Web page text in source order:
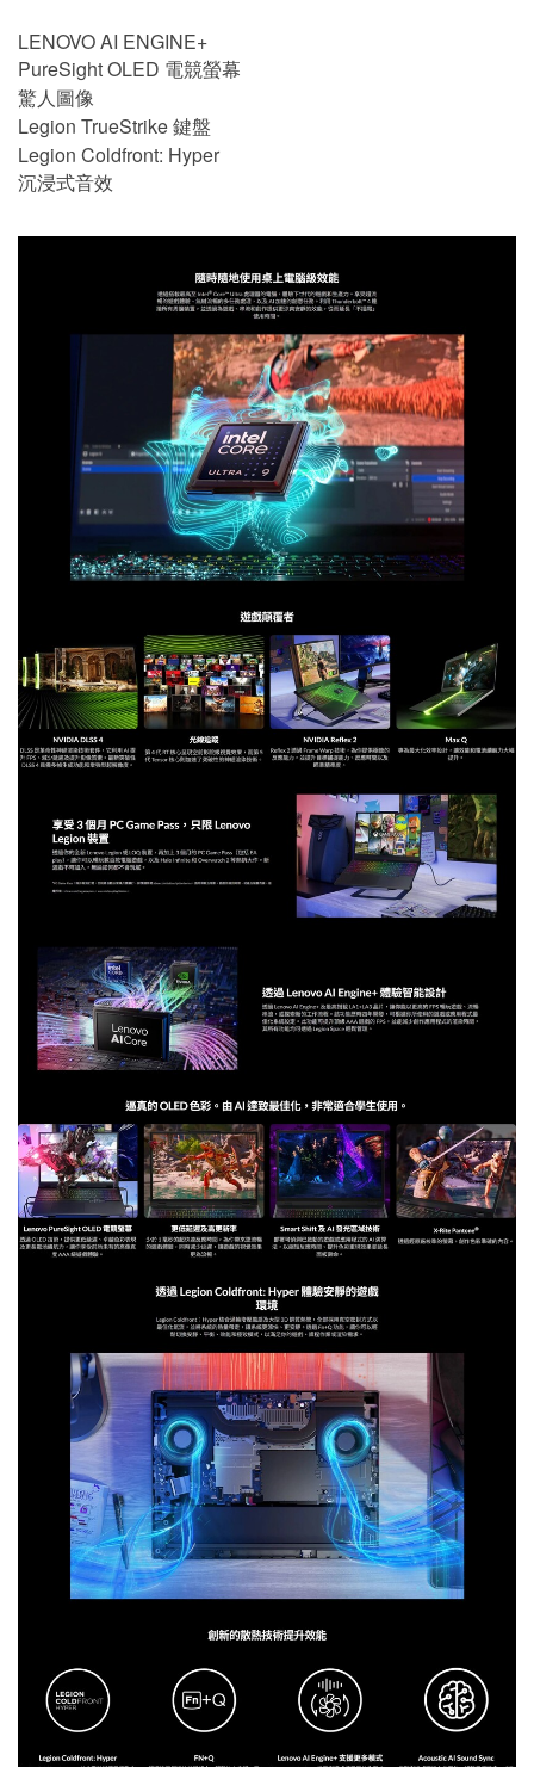
LENOVO AI ENGINE+
PureSight OLED 電競螢幕
驚人圖像
Legion TrueStrike 鍵盤
Legion Coldfront: Hyper
沉浸式音效